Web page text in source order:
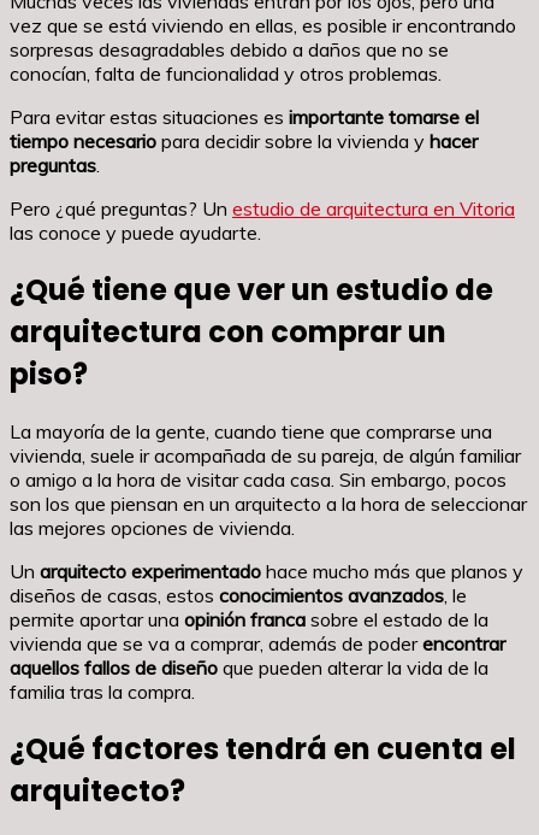
vez que se está viviendo en ellas, es posible ir encontrando
sorpresas desagradables debido a daños que no se
conocían, falta de funcionalidad y otros problemas.
Para evitar estas situaciones es importante tomarse el
tiempo necesario para decidir sobre la vivienda y hacer
preguntas.
Pero ¿qué preguntas? Un estudio de arquitectura en Vitoria
las conoce y puede ayudarte.
¿Qué tiene que ver un estudio de
arquitectura con comprar un
piso?
La mayoría de la gente, cuando tiene que comprarse una
vivienda, suele ir acompañada de su pareja, de algún familiar
o amigo a la hora de visitar cada casa. Sin embargo, pocos
son los que piensan en un arquitecto a la hora de seleccionar
las mejores opciones de vivienda.
Un arquitecto experimentado hace mucho más que planos y
diseños de casas, estos conocimientos avanzados, le
permite aportar una opinión franca sobre el estado de la
vivienda que se va a comprar, además de poderencontrar
aquellos fallos de diseño que pueden alterar la vida de la
familia tras la compra.
¿Qué factores tendrá en cuenta el
arquitecto?